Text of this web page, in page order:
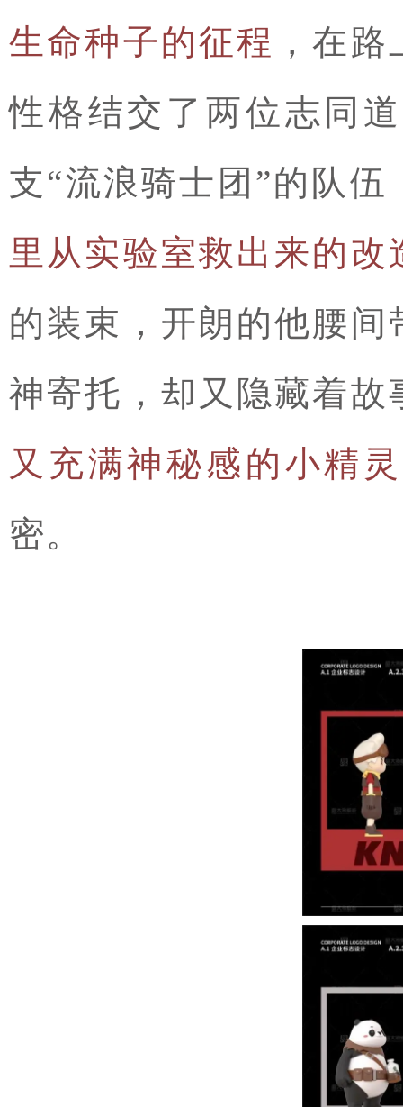
生命种子的征程 ，在
性格结交了两位志同
支“流浪骑士团”的队
里从实验室救出来的改
的装束，开朗的他腰
神寄托，却又隐藏着故
又充满神秘感的小精灵
密。